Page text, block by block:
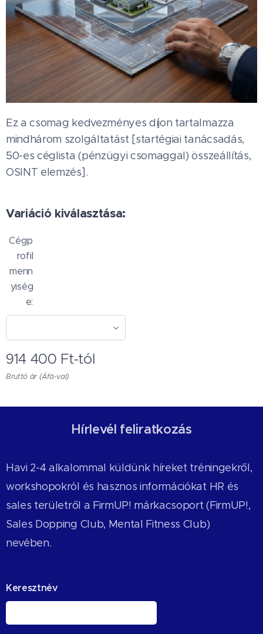
Ez a csomag kedvezményes díjon tartalmazza
mindhárom szolgáltatást [startégiai tanácsadás,
50-es céglista (pénzügyi csomaggal) összeállítás,
OSINT elemzés].
Variáció kiválasztása:
Cégp
rofil
menn
yiség
e:
914 400 Ft-tól
Bruttó ár (Áfá-val)
Hírlevél feliratkozás
Havi 2-4 alkalommal küldünk híreket tréningekről,
workshopokról és hasznos információkat HR és
sales területről a FirmUP! márkacsoport (FirmUP!,
Sales Dopping Club, Mental Fitness Club)
nevében.
Keresztnév